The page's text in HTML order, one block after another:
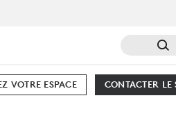
CONTACTER LE
VOTRE ESPACE